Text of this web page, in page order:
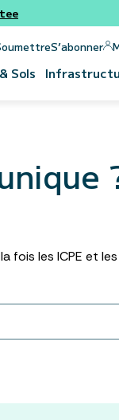
S’abonner
Sols
fois les ICPE et les